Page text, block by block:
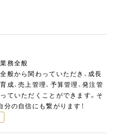
務全般
般から関わっていただき、成長
、売上管理、予算管理、発注管
ていただくことができます。そ
の自信にも繋がります！